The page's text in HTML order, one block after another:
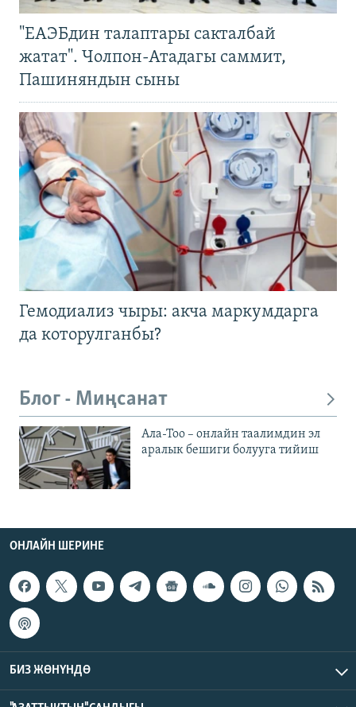
"ЕАЭБдин талаптары сакталбай
жатат". Чолпон-Атадагы саммит,
Пашиняндын сыны
Гемодиализ чыры: акча маркумдарга
да которулганбы?
Блог - Миңсанат
Ала-Тоо – онлайн таалимдин эл
аралык бешиги болууга тийиш
ОНЛАЙН ШЕРИНЕ
БИЗ ЖӨНҮНДӨ